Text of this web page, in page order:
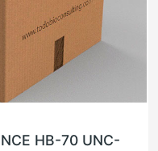
HB-70 UNC-